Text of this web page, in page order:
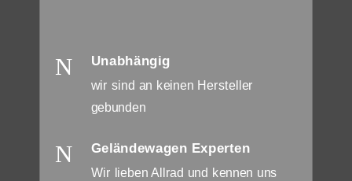
N Unabhängig
wir sind an keinen Hersteller
gebunden
N Geländewagen Experten
Wir lieben Allrad und kennen uns